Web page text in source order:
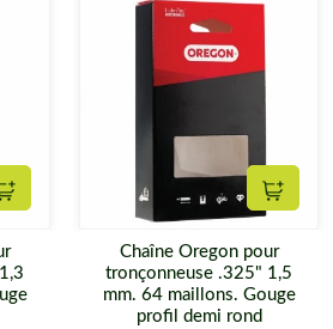
Ajouter au panier
Chaîne Oregon pour
tronçonneuse .325" 1,5
mm. 64 maillons. Gouge
profil demi rond